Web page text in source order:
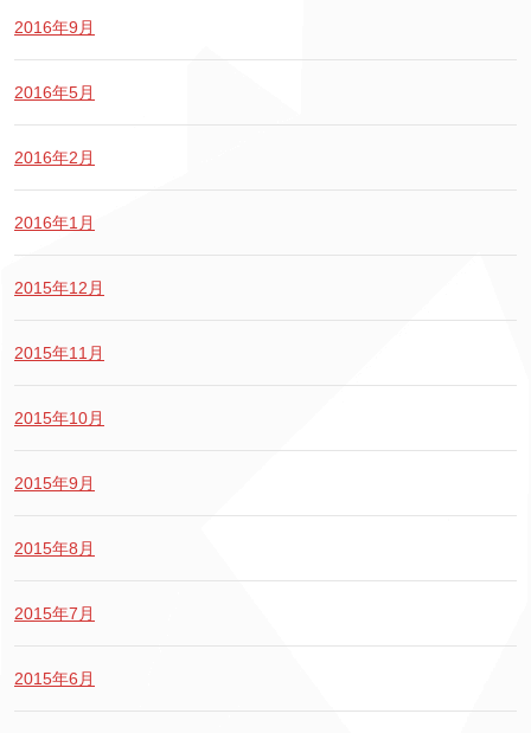
2016年9月
2016年5月
2016年2月
2016年1月
2015年12月
2015年11月
2015年10月
2015年9月
2015年8月
2015年7月
2015年6月